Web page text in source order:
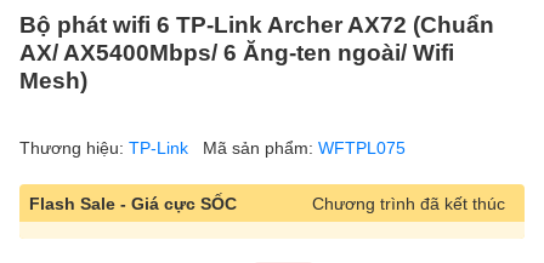
Bộ phát wifi 6 TP-Link Archer AX72 (Chuẩn
AX/ AX5400Mbps/ 6 Ăng-ten ngoài/ Wifi
Mesh)
Thương hiệu: TP-Link Mã sản phẩm: WFTPL075
Flash Sale - Giá cực SỐC Chương trình đã kết thúc